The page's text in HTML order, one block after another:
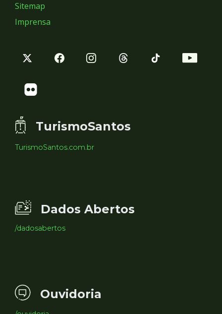
Sitemap
Imprensa
TurismoSantos
TurismoSantos.com.br
Dados Abertos
/dadosabertos
Ouvidoria